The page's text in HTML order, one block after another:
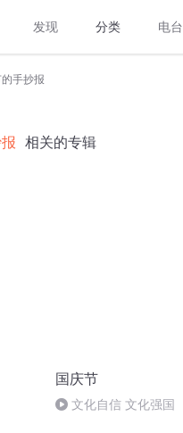
发现 分类 电台
手抄报
相关的专辑
国庆节
文化自信 文化强国